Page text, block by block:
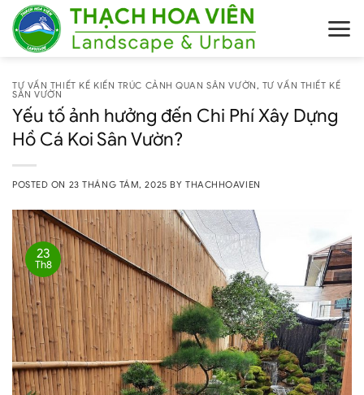
Skip
content
TƯ VẤN THIẾT KẾ KIẾN TRÚC CẢNH QUAN SÂN VƯỜN, TƯ VẤN THIẾT KẾ
SÂN VƯỜN
Yếu tố ảnh hưởng đến Chi Phí Xây Dựng
Hồ Cá Koi Sân Vườn?
POSTED ON 23 THÁNG TÁM, 2025 BY THACHHOAVIEN
23
Th8